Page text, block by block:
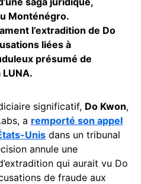
Monténégro.
l’extradition de Do
liées à
présumé de
significatif, Do Kwon,
a remporté son appel
Unis dans un tribunal
annule une
qui aurait vu Do
de fraude aux